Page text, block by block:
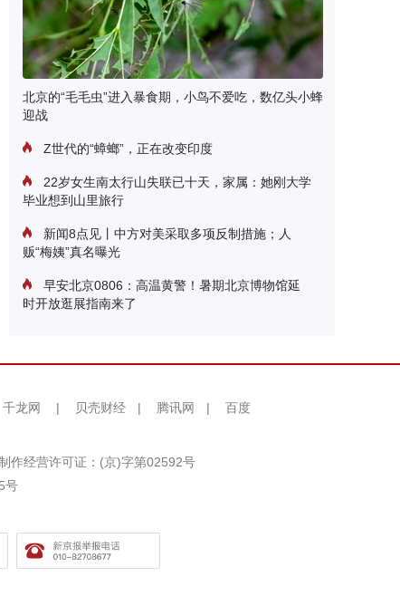
北京的“毛毛虫”进入暴食期，小鸟不爱吃，数亿头小蜂
迎战
Z世代的“蟑螂”，正在改变印度
22岁女生南太行山失联已十天，家属：她刚大学
毕业想到山里旅行
新闻8点见丨中方对美采取多项反制措施；人
贩“梅姨”真名曝光
早安北京0806：高温黄警！暑期北京博物馆延
时开放逛展指南来了
千龙网 | 贝壳财经 | 腾讯网 | 百度
作经营许可证：(京)字第02592号
号